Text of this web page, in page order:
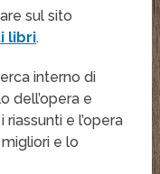
sul sito
libri.
interno di
dell’opera e
e l’opera
e lo